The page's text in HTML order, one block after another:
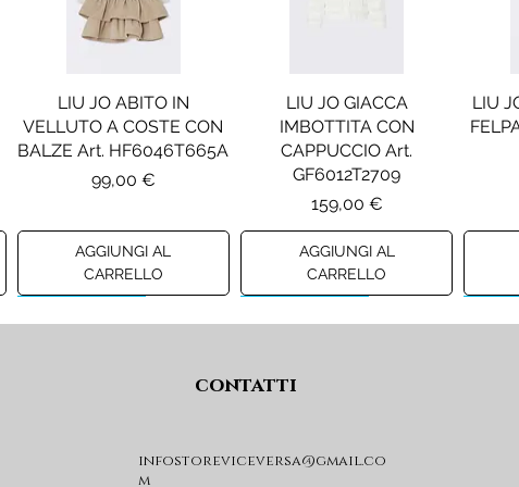
LIU JO ABITO IN
VELLUTO A COSTE CON
BALZE Art. HF6046T665A
Prezzo
99,00 €
AGGIUNGI AL
CARRELLO
LIU JO GIACCA
IMBOTTITA CON
CAPPUCCIO Art.
GF6012T2709
Prezzo
159,00 €
AGGIUNGI AL
CARRELLO
LIU
contatti
infostoreviceversa@gmail.co
m